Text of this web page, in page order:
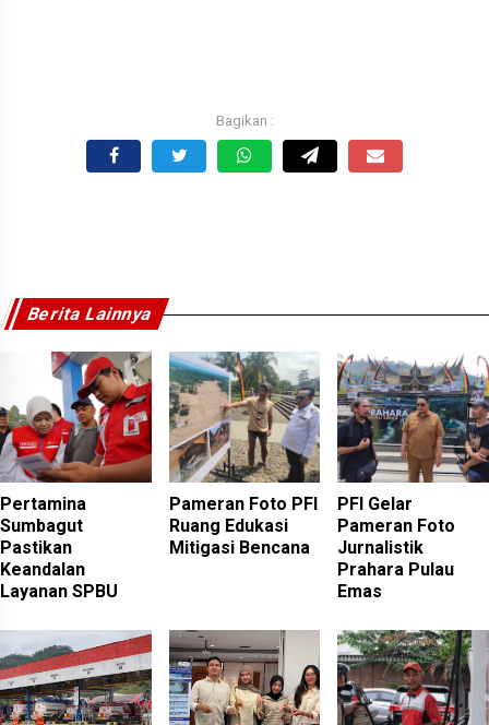
Berita Lainnya
Pertamina
Sumbagut
Pastikan
Keandalan
Layanan SPBU
Pameran Foto PFI
Ruang Edukasi
Mitigasi Bencana
PFI Gelar
Pameran Foto
Jurnalistik
Prahara Pulau
Emas